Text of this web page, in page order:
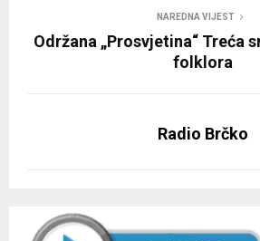
NAREDNA VIJEST
Održana „Prosvjetina“ Treća
folklora
Radio Brčko